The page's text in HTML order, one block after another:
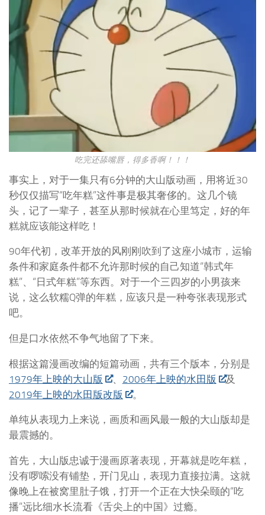
吃完还舔嘴唇，得多香啊！！！
事实上，对于一集只有6分钟的大山版动画，用将近30
秒仅仅描写“吃年糕”这件事是极其奢侈的。这几个镜
头，记了一辈子，甚至从那时候就在心里笃定，好的年
糕就应该能这样吃！
90年代初，改革开放的风刚刚吹到了这座小城市，运输
条件和家庭条件都不允许那时候的自己知道“韩式年
糕”、“日式年糕”等东西。对于一个三四岁的小男孩来
说，这么软糯Q弹的年糕，应该只是一种夸张表现形式
吧。
但是口水依然不争气地留了下来。
根据这篇漫画改编的短篇动画，共有三个版本，分别是
1979年上映的大山版
、 2006年上映的水田版
及
2019年上映的水田版改版
。
单纯从表现力上来说，画质和画风最一般的大山版却是
最震撼的。
首先，大山版忠诚于漫画原著表现，开幕就是吃年糕，
没有啰嗦没有铺垫，开门见山，表现力直接拉满。这就
像晚上在被窝里肚子饿，打开一个正在大快朵颐的“吃
播”远比细水长流看《舌尖上的中国》过瘾。